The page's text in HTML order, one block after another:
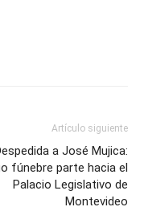
Artículo siguiente
a José Mujica:
fúnebre parte hacia el
Palacio Legislativo de
Montevideo